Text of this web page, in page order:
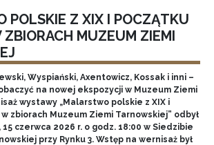
POLSKIE Z XIX I POCZĄTKU
MUZEUM ZIEMI
Wyspiański, Axentowicz, Kossak i inni –
na nowej ekspozycji w Muzeum Ziemi
wystawy „Malarstwo polskie z XIX i
zbiorach Muzeum Ziemi Tarnowskiej” odbył
czerwca 2026 r. o godz. 18:00 w Siedzibie
przy Rynku 3. Wstęp na wernisaż był